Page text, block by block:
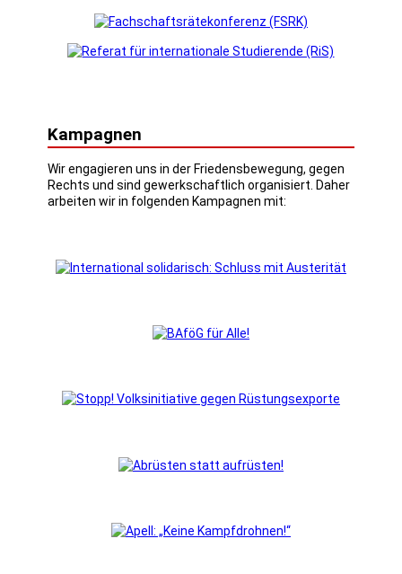
Kampagnen
Wir engagieren uns in der Friedensbewegung, gegen
Rechts und sind gewerkschaftlich organisiert. Daher
arbeiten wir in folgenden Kampagnen mit: